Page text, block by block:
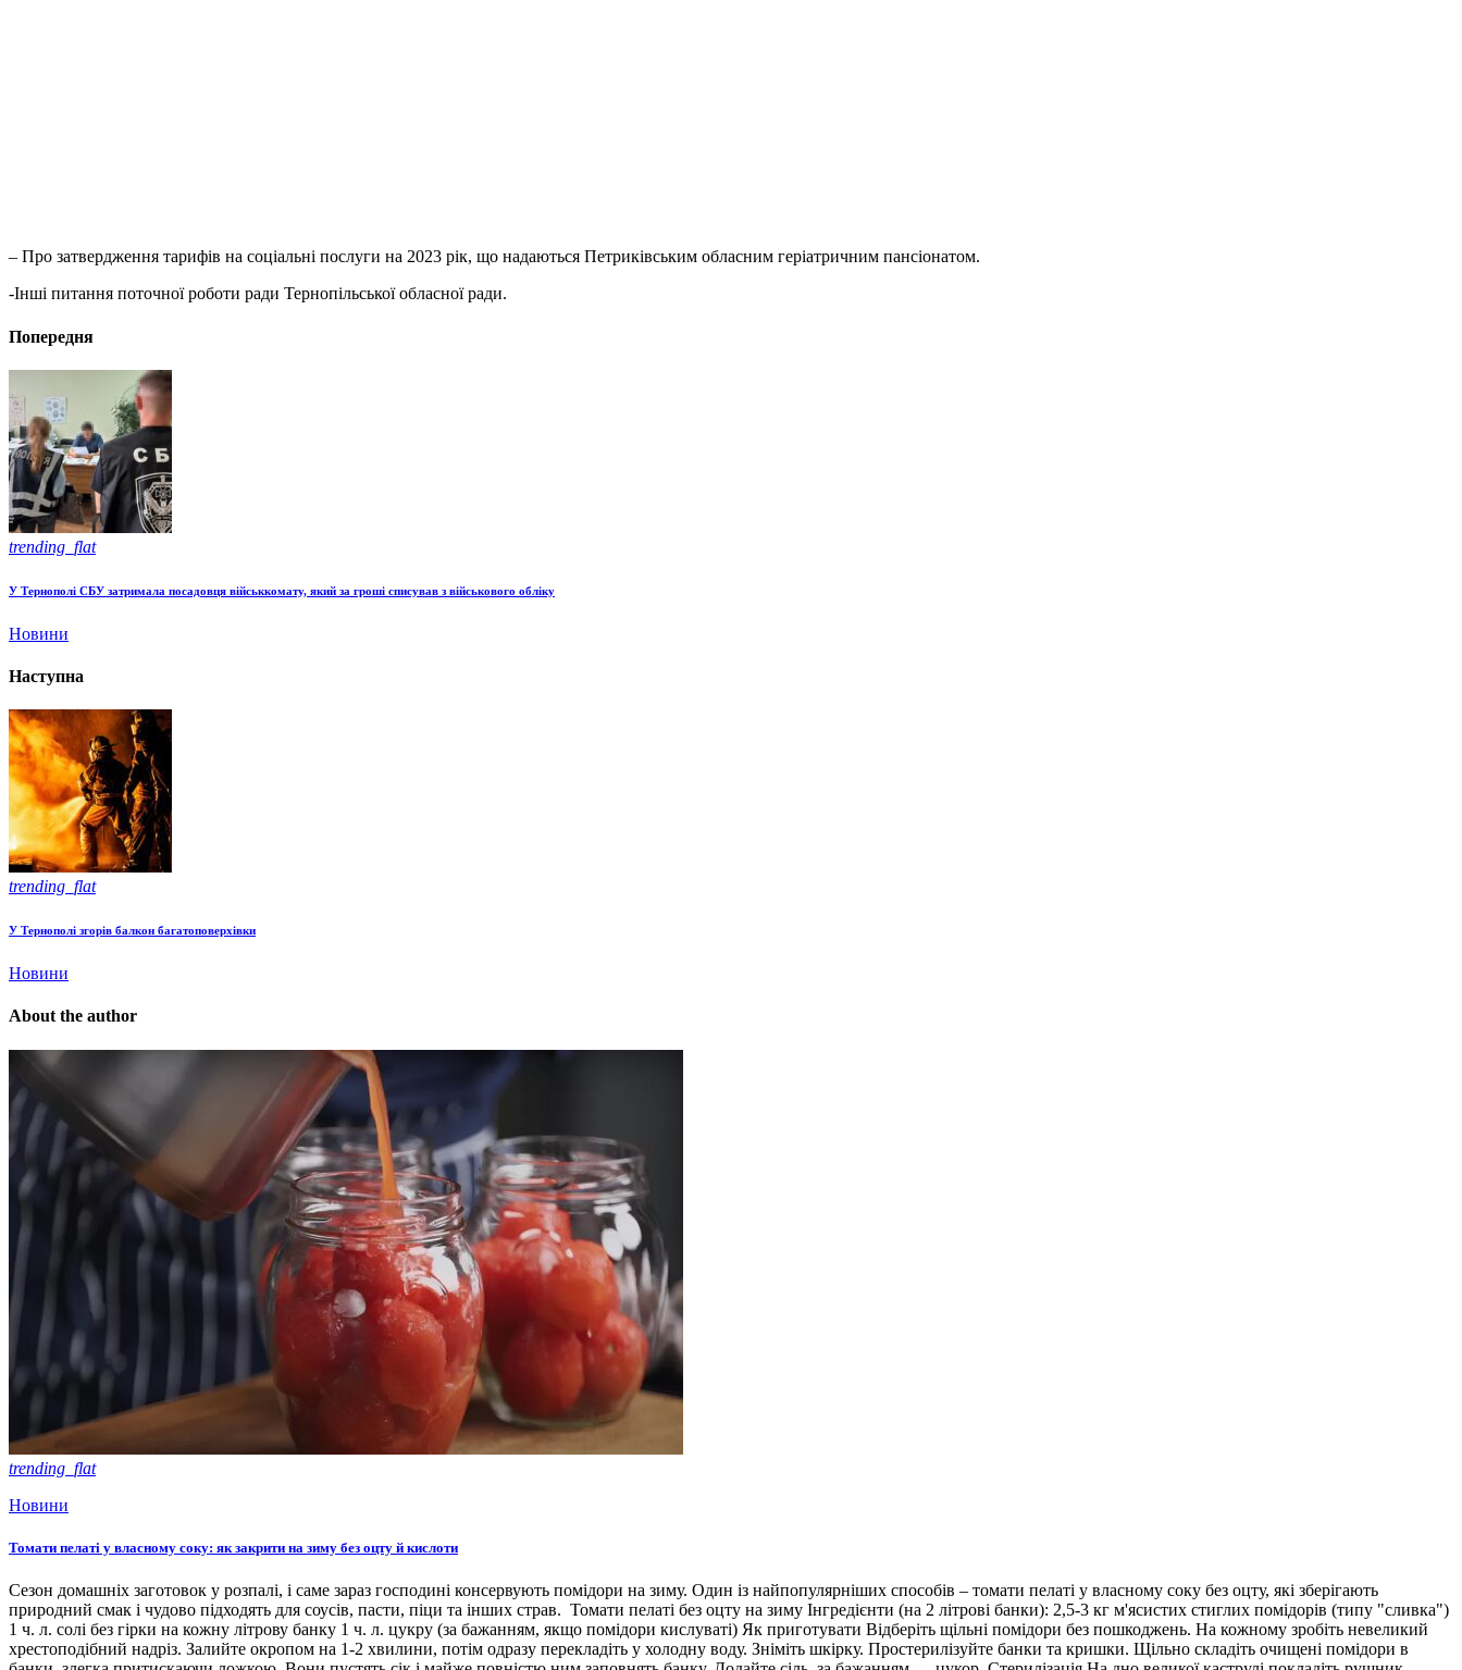
– Про затвердження тарифів на соціальні послуги на 2023 рік, що надаються Петриківським обласним геріатричним пансіонатом.
-Інші питання поточної роботи ради Тернопільської обласної ради.
Попередня
trending_flat
У Тернополі СБУ затримала посадовця військкомату, який за гроші списував з військового обліку
Новини
Наступна
trending_flat
У Тернополі згорів балкон багатоповерхівки
Новини
About the author
trending_flat
Новини
Томати пелаті у власному соку: як закрити на зиму без оцту й кислоти
Сезон домашніх заготовок у розпалі, і саме зараз господині консервують помідори на зиму. Один із найпопулярніших способів – томати пелаті у власному соку без оцту, які зберігають
природний смак і чудово підходять для соусів, пасти, піци та інших страв. Томати пелаті без оцту на зиму Інгредієнти (на 2 літрові банки): 2,5-3 кг м'ясистих стиглих помідорів (типу "сливка")
1 ч. л. солі без гірки на кожну літрову банку 1 ч. л. цукру (за бажанням, якщо помідори кислуваті) Як приготувати Відберіть щільні помідори без пошкоджень. На кожному зробіть невеликий
хрестоподібний надріз. Залийте окропом на 1-2 хвилини, потім одразу перекладіть у холодну воду. Зніміть шкірку. Простерилізуйте банки та кришки. Щільно складіть очищені помідори в